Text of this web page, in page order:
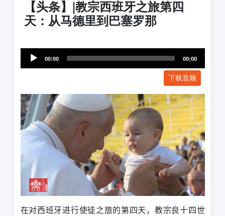
【头条】|教宗西班牙之旅第四
天：从马德里到巴塞罗那
Player
00:00 00:00
下载音频
在对西班牙进行使徒之旅的第四天，教宗良十四世